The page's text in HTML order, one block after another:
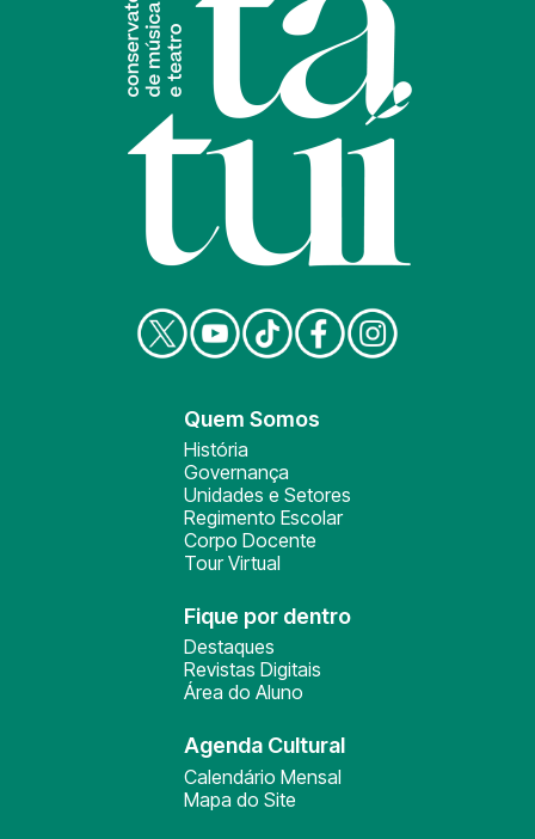
Quem Somos
História
Governança
Unidades e Setores
Regimento Escolar
Corpo Docente
Tour Virtual
Fique por dentro
Destaques
Revistas Digitais
Área do Aluno
Agenda Cultural
Calendário Mensal
Mapa do Site